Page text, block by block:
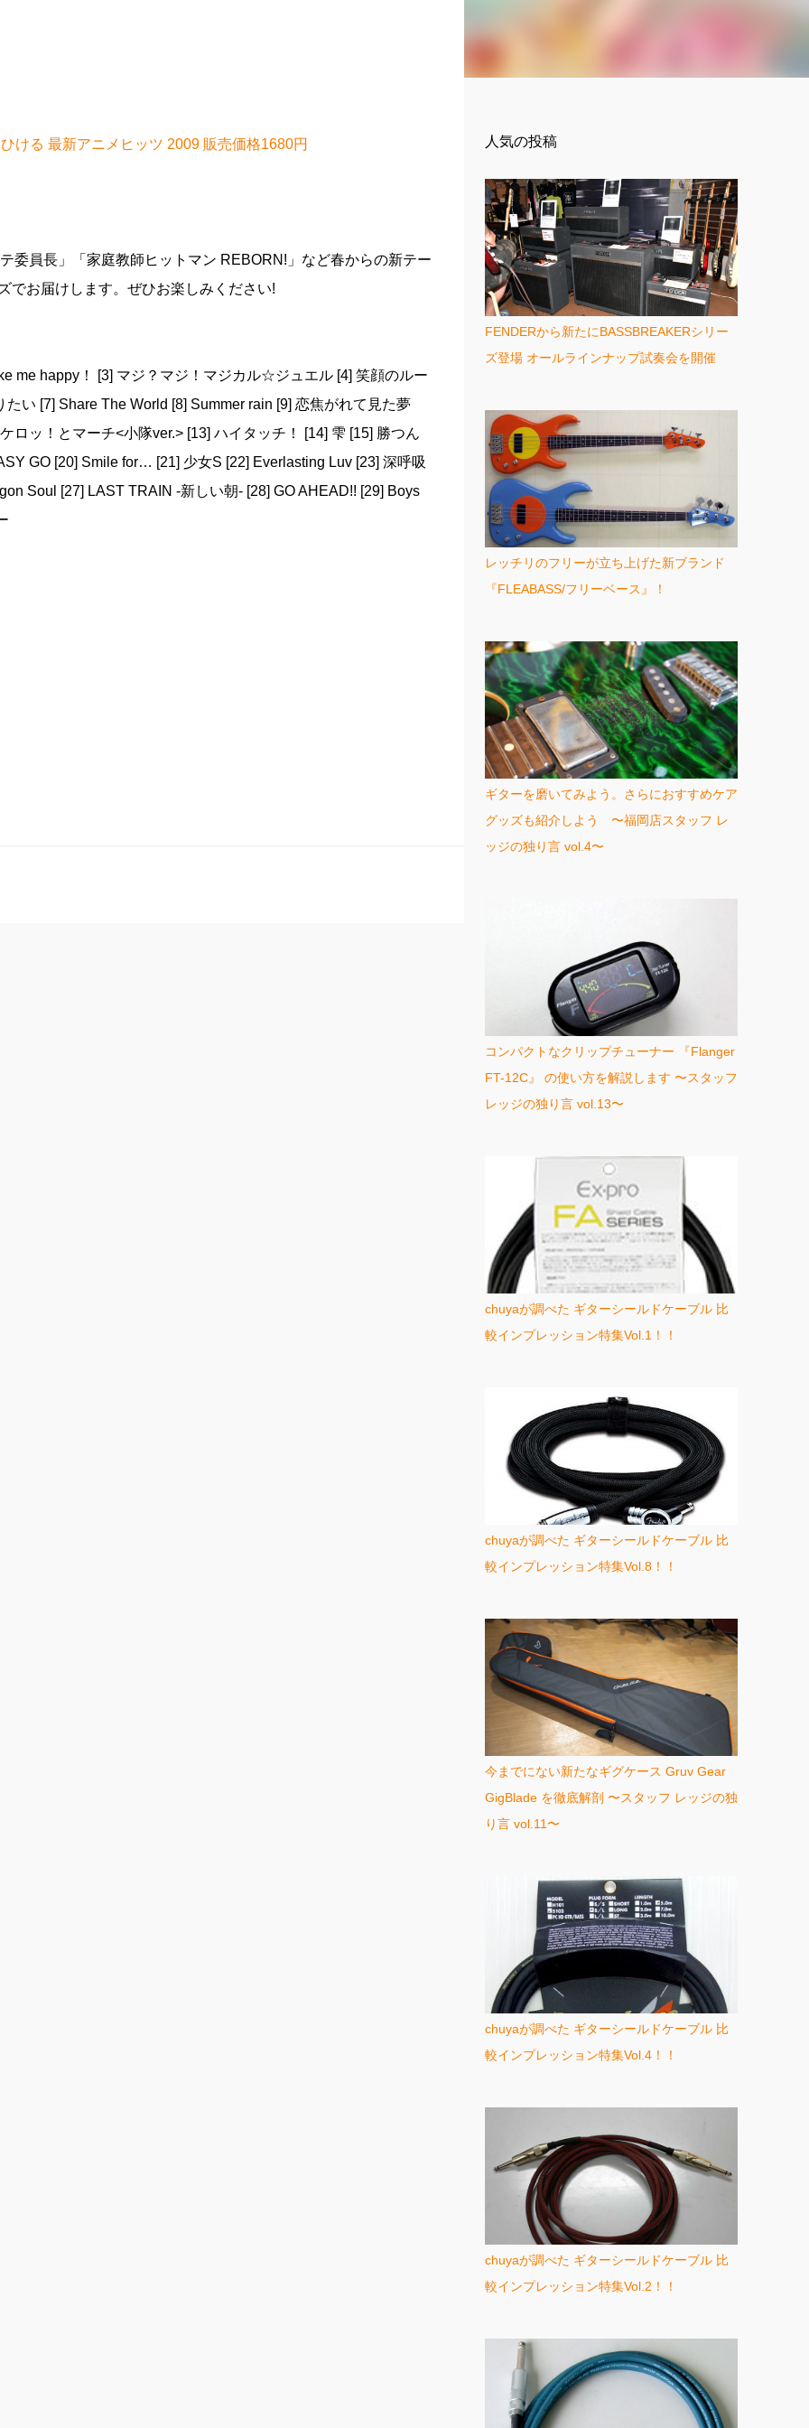
ける 最新アニメヒッツ 2009 販売価格1680円
委員長」「家庭教師ヒットマン REBORN!」など春からの新テー
でお届けします。ぜひお楽しみください!
me happy！ [3] マジ？マジ！マジカル☆ジュエル [4] 笑顔のルー
い [7] Share The World [8] Summer rain [9] 恋焦がれて見た夢
ロッ！とマーチ<小隊ver.> [13] ハイタッチ！ [14] 雫 [15] 勝つん
GO [20] Smile for… [21] 少女S [22] Everlasting Luv [23] 深呼吸
Soul [27] LAST TRAIN -新しい朝- [28] GO AHEAD!! [29] Boys
人気の投稿
FENDERから新たにBASSBREAKERシリー
ズ登場 オールラインナップ試奏会を開催
レッチリのフリーが立ち上げた新ブランド
『FLEABASS/フリーベース』！
ギターを磨いてみよう。さらにおすすめケア
グッズも紹介しよう 〜福岡店スタッフ レ
ッジの独り言 vol.4〜
コンパクトなクリップチューナー 『Flanger
FT-12C』 の使い方を解説します 〜スタッフ
レッジの独り言 vol.13〜
chuyaが調べた ギターシールドケーブル 比
較インプレッション特集Vol.1！！
chuyaが調べた ギターシールドケーブル 比
較インプレッション特集Vol.8！！
今までにない新たなギグケース Gruv Gear
GigBlade を徹底解剖 〜スタッフ レッジの独
り言 vol.11〜
chuyaが調べた ギターシールドケーブル 比
較インプレッション特集Vol.4！！
chuyaが調べた ギターシールドケーブル 比
較インプレッション特集Vol.2！！